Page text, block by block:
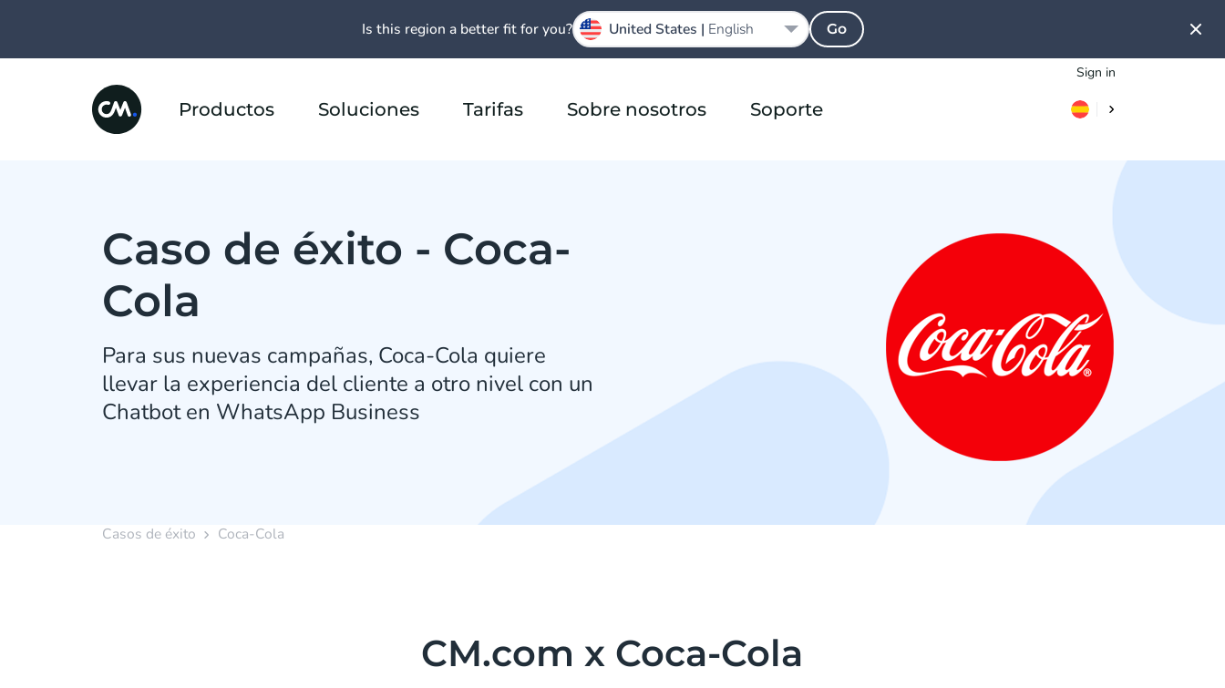
Sign in
Productos Soluciones Tarifas Sobre nosotros Soporte
Caso de éxito - Coca-
Cola
Para sus nuevas campañas, Coca-Cola quiere
llevar la experiencia del cliente a otro nivel con un
Chatbot en WhatsApp Business
Casos de éxito Coca-Cola
CM.com x Coca-Cola
Is this region a better fit for you? United States | English Go